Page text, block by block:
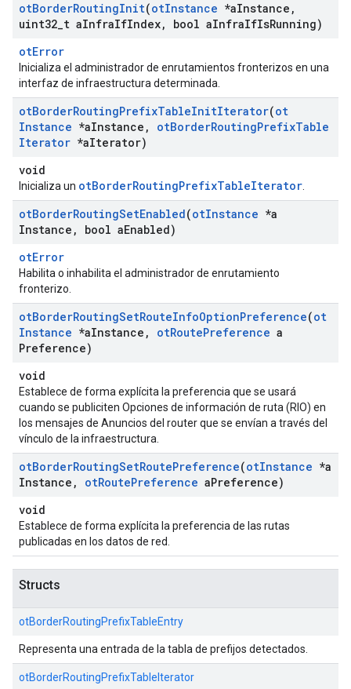
otBorderRoutingInit(otInstance *aInstance ,
uint32 t aInfraIfIndex, bool aInfraIfIsRunning)
otError
Inicializa el administrador de enrutamientos fronterizos en una
interfaz de infraestructura determinada.
otBorderRoutingPrefixTableInitIterator(ot
Instance *aInstance , otBorderRoutingPrefixTable
Iterator *aIterator)
void
Inicializa un otBorderRoutingPrefixTableIterator
otBorderRoutingSetEnabled(otInstance *a
Instance , bool aEnabled)
otError
Habilita o inhabilita el administrador de enrutamiento
fronterizo.
otBorderRoutingSetRouteInfoOptionPreference(ot
Instance *aInstance , otRoutePreference a
Preference)
void
Establece de forma explícita la preferencia que se usará
cuando se publiciten Opciones de información de ruta (RIO) en
los mensajes de Anuncios del router que se envían a través del
vínculo de la infraestructura.
otBorderRoutingSetRoutePreference(otInstance *a
Instance , otRoutePreference aPreference)
void
Establece de forma explícita la preferencia de las rutas
publicadas en los datos de red.
Structs
otBorderRoutingPrefixTableEntry
Representa una entrada de la tabla de prefijos detectados.
otBorderRoutingPrefixTableIterator